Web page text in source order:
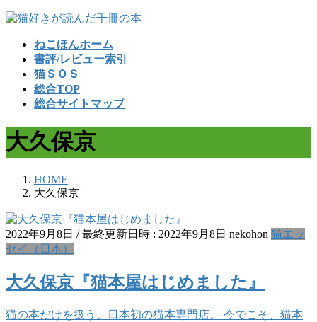
コ
ッ
プ
ナ
移
動
ねこほんホーム
書評/レビュー索引
猫ＳＯＳ
総合TOP
総合サイトマップ
大久保京
HOME
大久保京
2022年9月8日 / 最終更新日時 : 2022年9月8日 nekohon 猫エッ
セイ（日本）
大久保京『猫本屋はじめました』
猫の本だけを扱う、日本初の猫本専門店。 今でこそ、猫本